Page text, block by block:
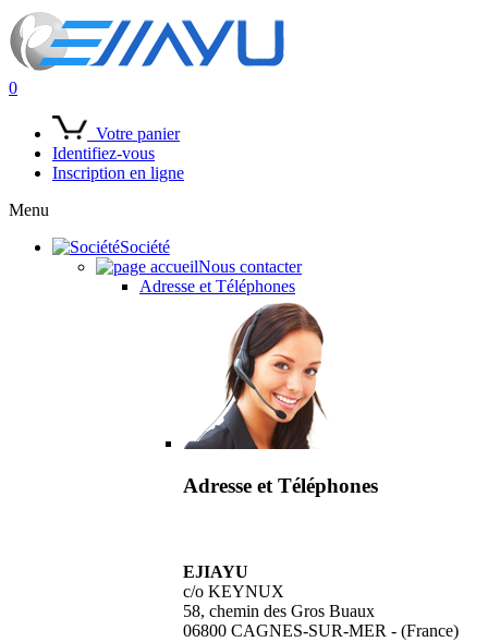
0
Votre panier
Identifiez-vous
Inscription en ligne
Menu
Société
Nous contacter
Adresse et Téléphones
Adresse et Téléphones
EJIAYU
c/o KEYNUX
58, chemin des Gros Buaux
06800 CAGNES-SUR-MER - (France)